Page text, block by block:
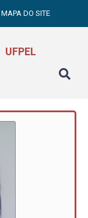
MAPA DO SITE
UFPEL